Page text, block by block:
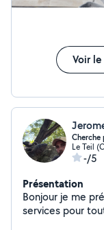
Voir
Le Teil
-/5
Présentation
Bonjour je me
services pour